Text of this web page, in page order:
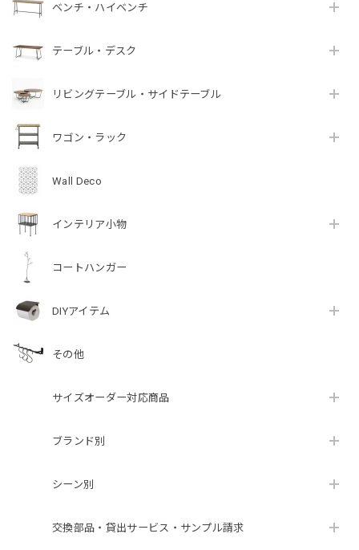
ベンチ・ハイベンチ
テーブル・デスク
リビングテーブル・サイドテーブル
ワゴン・ラック
Wall Deco
インテリア小物
コートハンガー
DIYアイテム
その他
サイズオーダー対応商品
ブランド別
シーン別
交換部品・貸出サービス・サンプル請求